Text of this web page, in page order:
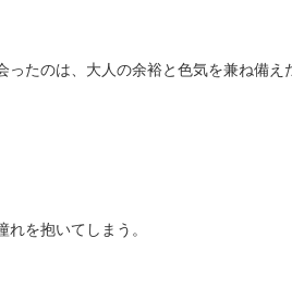
たのは、大人の余裕と色気を兼ね備
を抱いてしまう。